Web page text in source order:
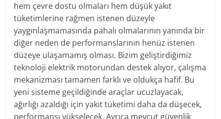
hem çevre dostu olmaları hem düşük yakıt
tüketimlerine rağmen istenen düzeyle
yaygınlaşmamasında pahalı olmalarının yanında bir
diğer neden de performanslarının henüz istenen
düzeye ulaşamamış olması. Bizim geliştirdiğimiz
teknoloji elektrik motorundan destek alıyor, çalışma
mekanizması tamamen farklı ve oldukça hafif. Bu
yeni sisteme geçildiğinde araçlar ucuzlayacak,
ağırlığı azaldığı için yakıt tüketimi daha da düşecek,
performansı yükselecek. Ayrıca mevcut güvenlik